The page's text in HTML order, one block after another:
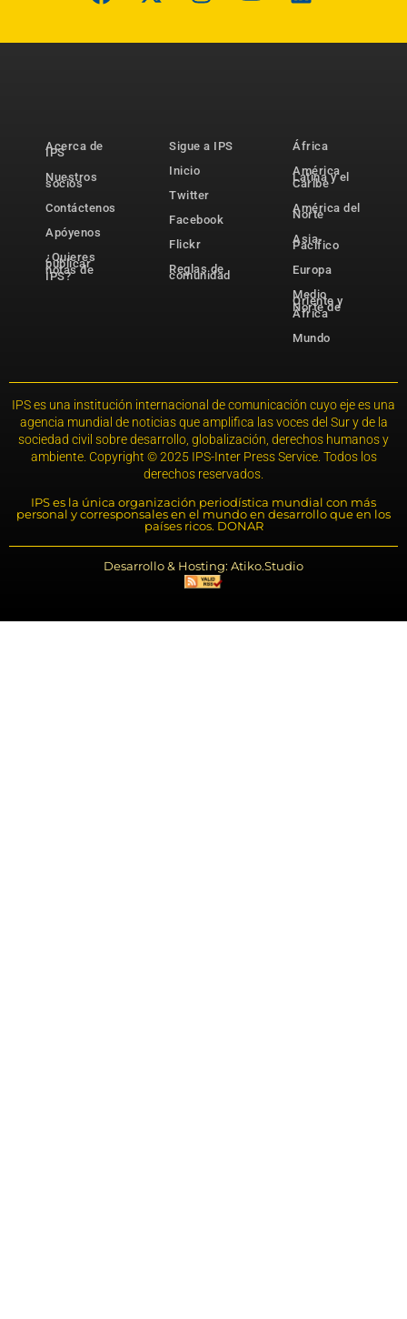
Acerca de
IPS
Nuestros
socios
Contáctenos
Apóyenos
¿Quieres
publicar
notas de
IPS?
Sigue a IPS
Inicio
Twitter
Facebook
Flickr
Reglas de
comunidad
África
América
Latina y el
Caribe
América del
Norte
Asia-
Pacífico
Europa
Medio
Oriente y
Norte de
África
Mundo
IPS es una institución internacional de comunicación cuyo eje es una
agencia mundial de noticias que amplifica las voces del Sur y de la
sociedad civil sobre desarrollo, globalización, derechos humanos y
ambiente. Copyright © 2025 IPS-Inter Press Service. Todos los
derechos reservados.
IPS es la única organización periodística mundial con más
personal y corresponsales en el mundo en desarrollo que en los
países ricos. DONAR
Desarrollo & Hosting: Atiko.Studio